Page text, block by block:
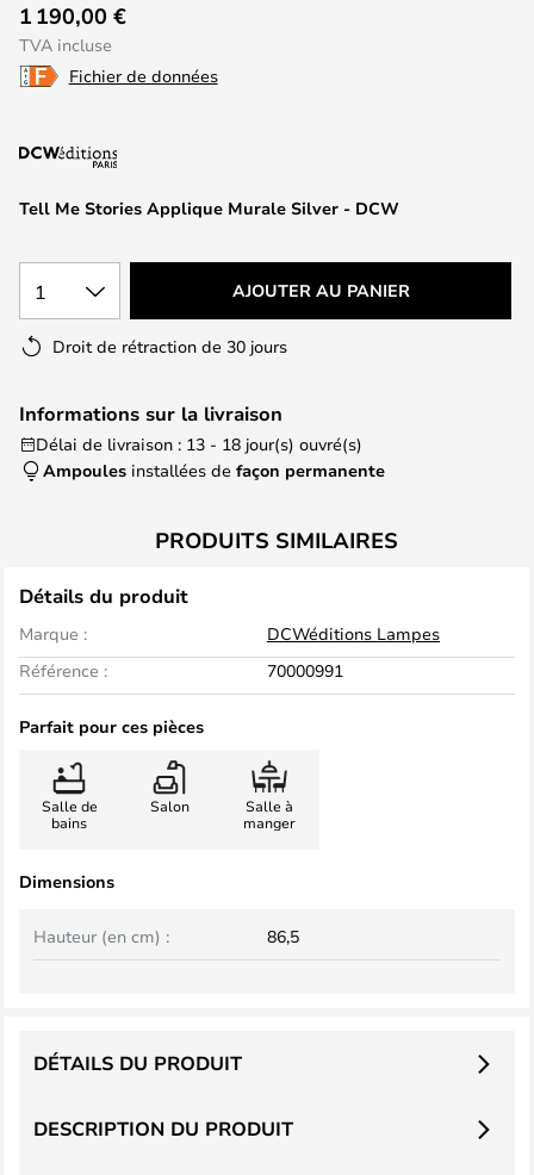
to
the
beginning
the
gallery
Tell Me Stories Applique Murale Silver - DCW
1 190,00 €
TVA incluse
Fichier de données
1 AJOUTER AU PANIER
Droit de rétraction de 30 jours
Informations sur la livraison
Délai de livraison : 13 - 18 jour(s) ouvré(s)
Ampoules installées de façon permanente
PRODUITS SIMILAIRES
Détails du produit
Marque :
DCWéditions Lampes
Référence :
70000991
Parfait pour ces pièces
Salle de
bains
Salon
Salle à
manger
Dimensions
Hauteur (en cm) : 86,5
DESCRIPTION DU PRODUIT
DÉTAILS DU PRODUIT